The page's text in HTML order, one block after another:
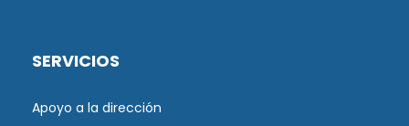
SERVICIOS
Apoyo a la dirección